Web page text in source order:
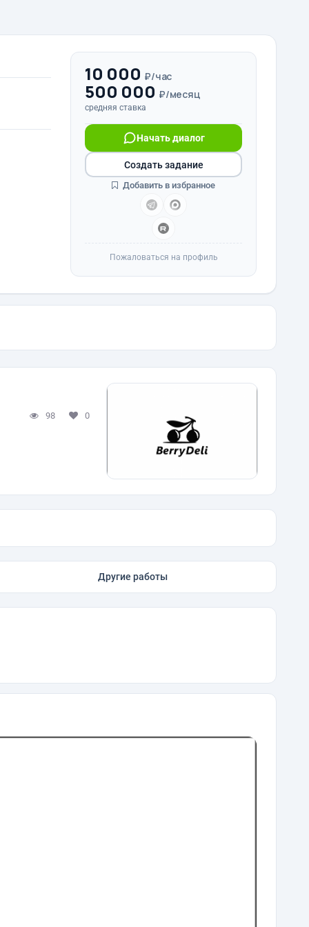
10 000 ₽/час
500 000 ₽/месяц
средняя ставка
Начать диалог
Создать задание
Добавить в избранное
Пожаловаться на профиль
98 0
Другие работы